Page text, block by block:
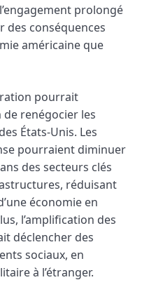
prolongé
des conséquences
américaine que
pourrait
renégocier les
États-Unis. Les
pourraient diminuer
des secteurs clés
réduisant
économie en
l’amplification des
déclencher des
sociaux, en
à l’étranger.